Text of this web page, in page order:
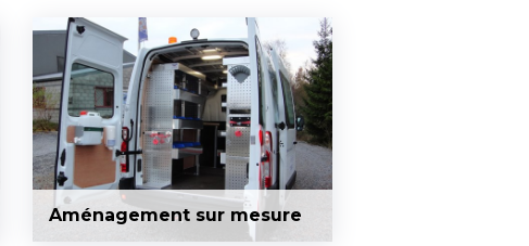
Aménagement sur mesure